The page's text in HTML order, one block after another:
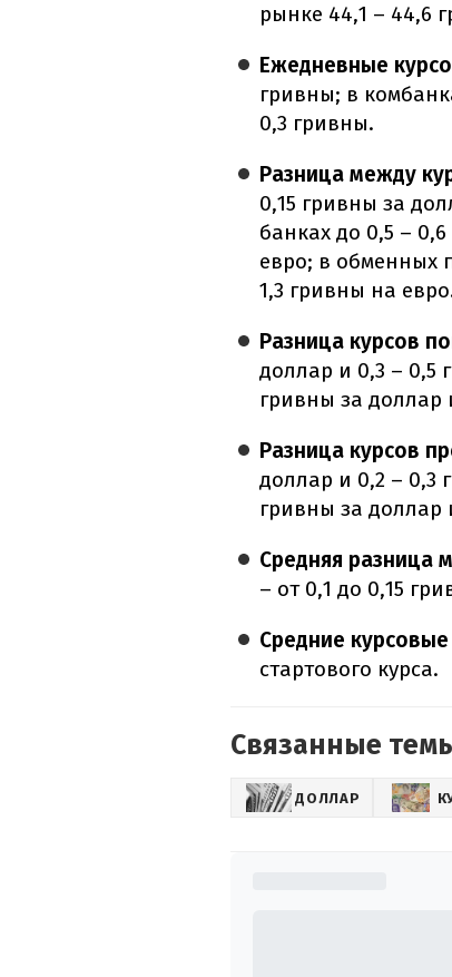
рынке 44,1 – 44,6
Ежедневные
гривны; в
0,3 гривны.
Разница между
0,15 гривны за
банках до 0,5 –
евро; в обменных
1,3 гривны на
Разница курсов
доллар и 0,3 – 0,5
гривны за доллар
Разница курсов
доллар и 0,2 – 0,3
гривны за доллар
Средняя разница
– от 0,1 до 0,15
Средние
стартового курса.
Связанные
ДОЛЛАР